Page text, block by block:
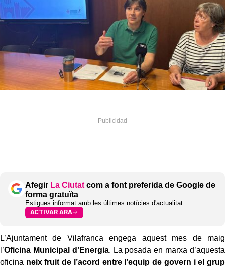
Afegir La Ciutat com a font preferida de Google de
forma gratuïta
Estigues informat amb les últimes notícies d'actualitat
ACTIVAR ARA
L’Ajuntament de Vilafranca engega aquest mes de maig
l’Oficina Municipal d’Energia. La posada en marxa d’aquesta
oficina neix fruit de l’acord entre l’equip de govern i el grup